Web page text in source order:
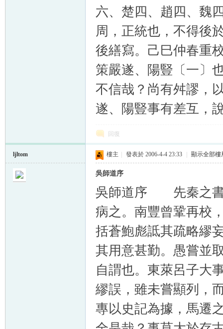
六、楚四、趙四、魏
周，正統也，不得
後繕寫。己巳仲春重
策嚴遂、陽豎〔一〕
不信哉？尚有舛謬，
遂、陽豎事有差互，
回復
ljltom 樓主 發表於 2006-4-4 23:33 顯示全部樓
吳師道序
吳師道序 先秦之書
病之。南豐曾鞏再校
括蒼鮑彪詆其疏略繆
其用意甚勤。愚嘗並
自謂也。東萊呂子大
繆誤，雖未嘗顯列，
專以史記為據，馬遷